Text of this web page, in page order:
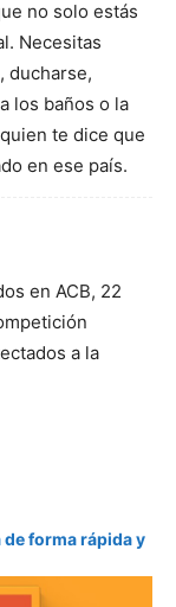
no solo estás
Necesitas
ducharse,
los baños o la
te dice que
en ese país.
en ACB, 22
a la
forma rápida y